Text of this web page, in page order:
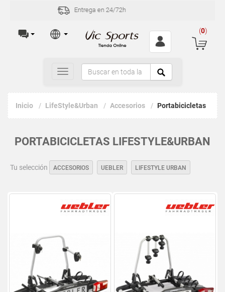
Incidencias y devoluciones en 30 días
(0)
Toggle
navigation
Inicio LifeStyle&Urban Accesorios Portabicicletas
PORTABICICLETAS LIFESTYLE&URBAN
Tu selección ACCESORIOS UEBLER LIFESTYLE URBAN